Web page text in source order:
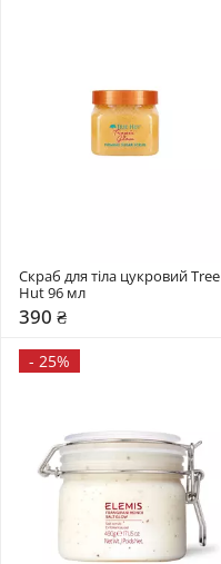
Скраб для тіла цукровий Tree
Hut 96 мл
390 ₴
- 25%